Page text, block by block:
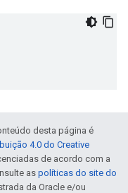
desta página é
4.0 do Creative
de acordo com a
aspolíticas do site do
da Oracle e/ou